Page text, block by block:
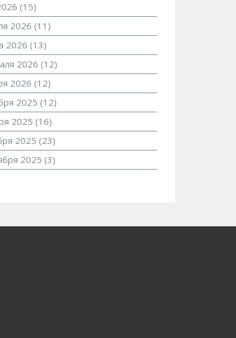
(15)
2026 (11)
2026 (13)
2026 (12)
2026 (12)
2025 (12)
2025 (16)
2025 (23)
2025 (3)